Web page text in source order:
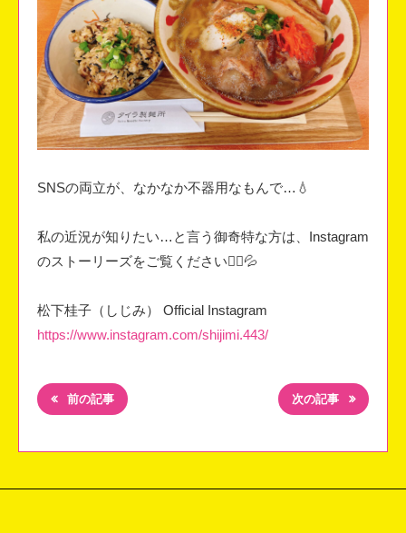
SNSの両立が、なかなか不器用なもんで…💧
私の近況が知りたい…と言う御奇特な方は、 Instagram
のストーリーズをご覧ください🙇‍♀️💦
松下桂子（しじみ） Official Instagram
https://www.instagram.com/shijimi.443/
前の記事 次の記事